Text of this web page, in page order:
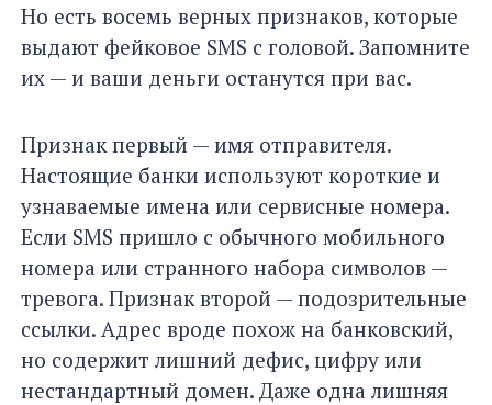
Но есть восемь верных признаков, которые
выдают фейковое SMS с головой. Запомните
их — и ваши деньги останутся при вас.
Признак первый — имя отправителя.
Настоящие банки используют короткие и
узнаваемые имена или сервисные номера.
Если SMS пришло с обычного мобильного
номера или странного набора символов —
тревога. Признак второй — подозрительные
ссылки. Адрес вроде похож на банковский,
но содержит лишний дефис, цифру или
нестандартный домен. Даже одна лишняя